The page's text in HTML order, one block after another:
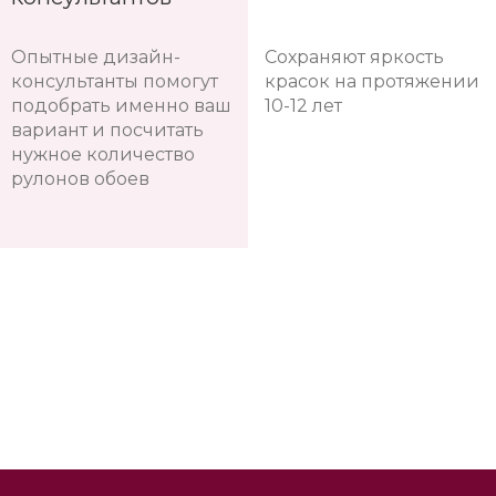
Опытные дизайн-
консультанты помогут
подобрать именно ваш
вариант и посчитать
нужное количество
рулонов обоев
Сохраняют яркость
красок на протяжении
10-12 лет